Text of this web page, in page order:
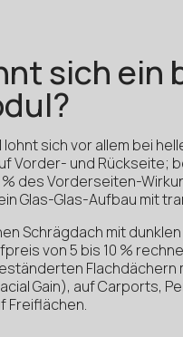
sich ein
lohnt sich vor allem bei
Vorder- und Rückseite;
des Vorderseiten-
Glas-Glas-Aufbau mit
Schrägdach mit
von 5 bis 10 %
Flachdächern
Gain), auf Carports,
Freiflächen.